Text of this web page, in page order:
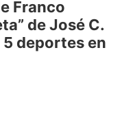
Franco
de José C.
deportes en